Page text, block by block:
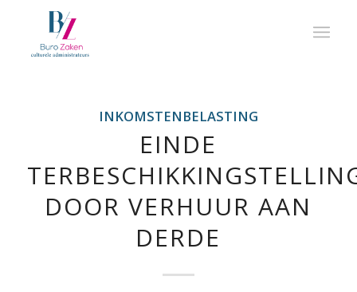
INKOMSTENBELASTING
EINDE
DOOR VERHUUR AAN
DERDE